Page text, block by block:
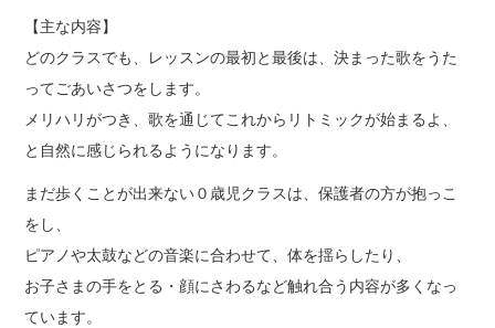
【主な内容】
どのクラスでも、レッスンの最初と最後は、決まった歌をうた
ってごあいさつをします。
メリハリがつき、歌を通じてこれからリトミックが始まるよ、
と自然に感じられるようになります。
まだ歩くことが出来ない０歳児クラスは、保護者の方が抱っこ
をし、
ピアノや太鼓などの音楽に合わせて、体を揺らしたり、
お子さまの手をとる・顔にさわるなど触れ合う内容が多くなっ
ています。